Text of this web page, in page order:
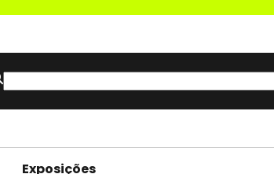
Exposições